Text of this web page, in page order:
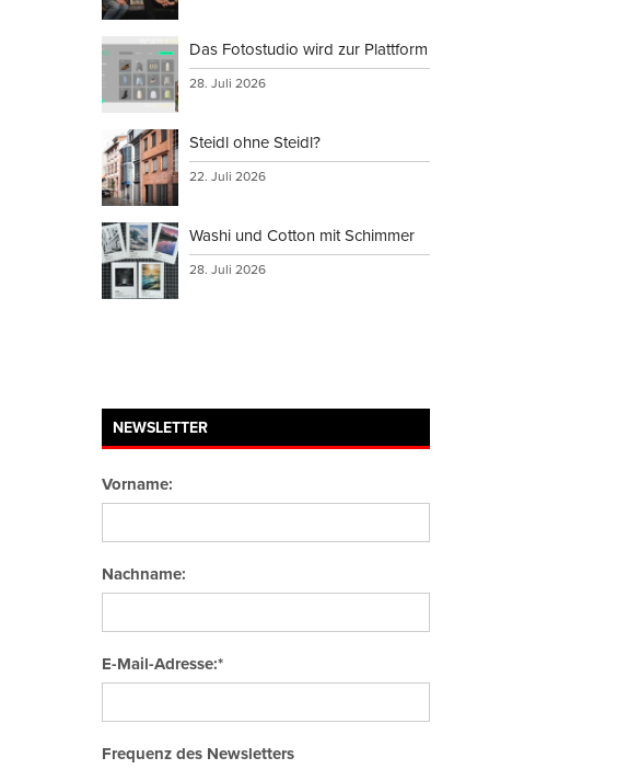
Das Fotostudio wird zur Plattform
28. Juli 2026
Steidl ohne Steidl?
22. Juli 2026
Washi und Cotton mit Schimmer
28. Juli 2026
NEWSLETTER
Vorname:
Nachname:
E-Mail-Adresse:*
Frequenz des Newsletters